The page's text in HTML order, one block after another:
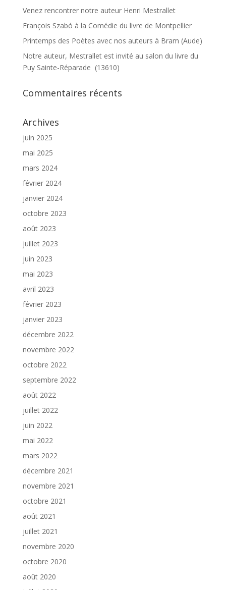
Venez rencontrer notre auteur Henri Mestrallet
François Szabó à la Comédie du livre de Montpellier
Printemps des Poètes avec nos auteurs à Bram (Aude)
Notre auteur, Mestrallet est invité au salon du livre du
Puy Sainte-Réparade (13610)
Commentaires récents
Archives
juin 2025
mai 2025
mars 2024
février 2024
janvier 2024
octobre 2023
août 2023
juillet 2023
juin 2023
mai 2023
avril 2023
février 2023
janvier 2023
décembre 2022
novembre 2022
octobre 2022
septembre 2022
août 2022
juillet 2022
juin 2022
mai 2022
mars 2022
décembre 2021
novembre 2021
octobre 2021
août 2021
juillet 2021
novembre 2020
octobre 2020
août 2020